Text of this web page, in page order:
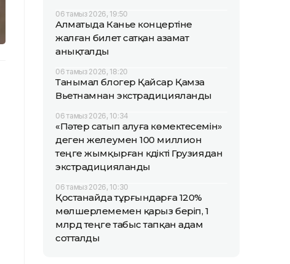
06 тамыз 2026, 19:50
Алматыда Канье концертіне
жалған билет сатқан азамат
анықталды
06 тамыз 2026, 18:20
Танымал блогер Қайсар Қамза
Вьетнамнан экстрадицияланды
06 тамыз 2026, 10:34
«Пәтер сатып алуға көмектесемін»
деген желеумен 100 миллион
теңге жымқырған күдікті Грузиядан
экстрадицияланды
06 тамыз 2026, 10:30
Қостанайда тұрғындарға 120%
мөлшерлемемен қарыз беріп, 1
млрд теңге табыс тапқан адам
сотталды